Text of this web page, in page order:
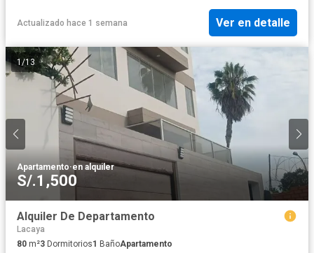
Actualizado hace 1 semana Ver en detalle
1/13
Apartamento·en alquiler
S/.1,500
Alquiler De Departamento
Lacaya
80 m²3 Dormitorios1 BañoApartamento